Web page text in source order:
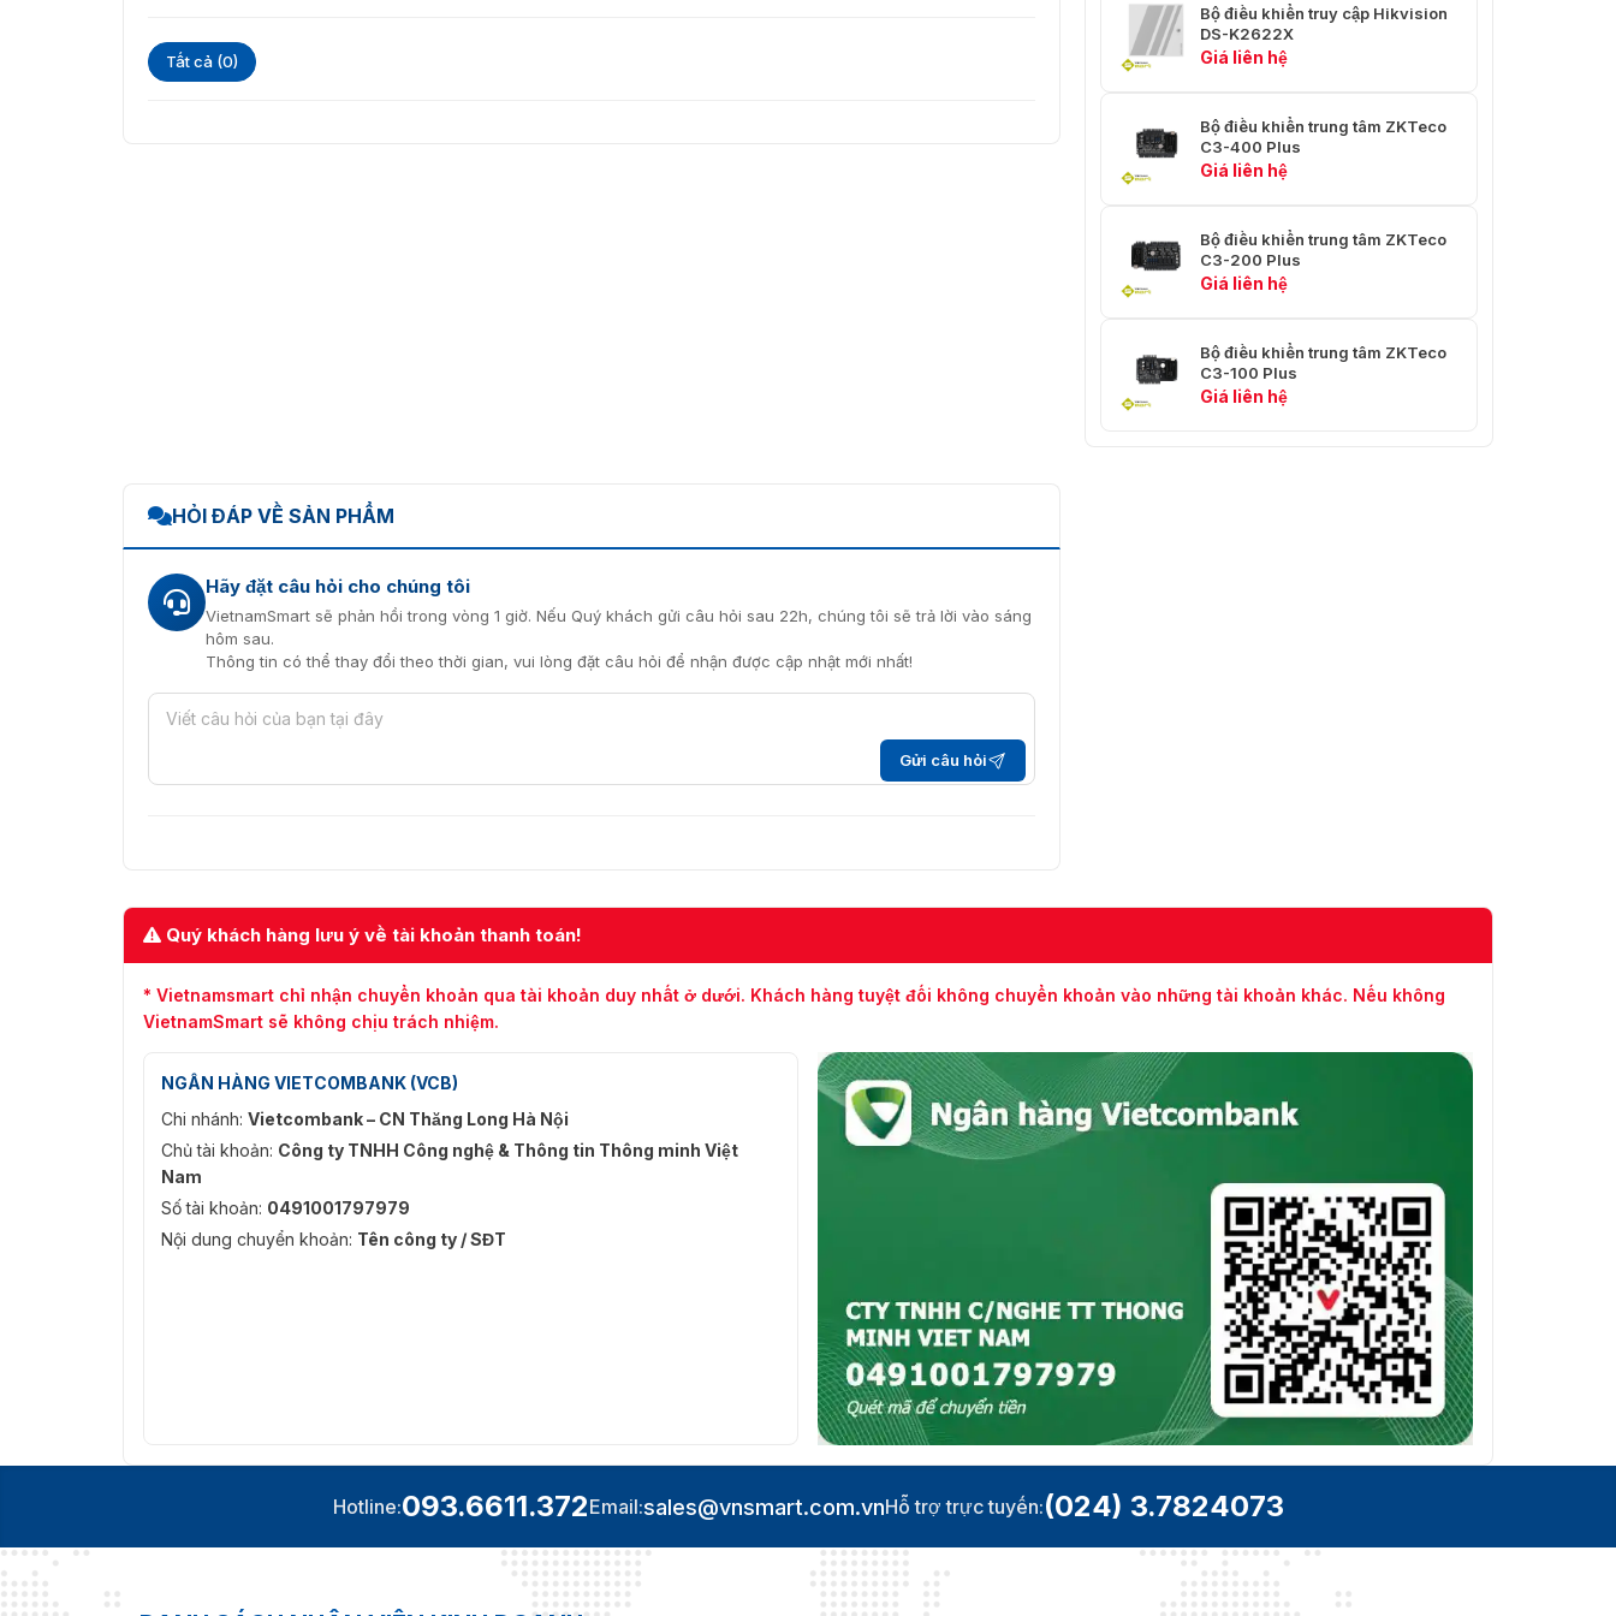
Tất cả (0)
Bộ điều khiển truy cập Hikvision
DS-K2622X
Giá liên hệ
Bộ điều khiển trung tâm ZKTeco
C3-400 Plus
Giá liên hệ
Bộ điều khiển trung tâm ZKTeco
C3-200 Plus
Giá liên hệ
Bộ điều khiển trung tâm ZKTeco
C3-100 Plus
Giá liên hệ
HỎI ĐÁP VỀ SẢN PHẨM
Hãy đặt câu hỏi cho chúng tôi
VietnamSmart sẽ phản hồi trong vòng 1 giờ. Nếu Quý khách gửi câu hỏi sau 22h, chúng tôi sẽ trả lời vào sáng
hôm sau.
Thông tin có thể thay đổi theo thời gian, vui lòng đặt câu hỏi để nhận được cập nhật mới nhất!
Gửi câu hỏi
Quý khách hàng lưu ý về tài khoản thanh toán!
* Vietnamsmart chỉ nhận chuyển khoản qua tài khoản duy nhất ở dưới. Khách hàng tuyệt đối không chuyển khoản vào những tài khoản khác. Nếu không
VietnamSmart sẽ không chịu trách nhiệm.
NGÂN HÀNG VIETCOMBANK (VCB)
Chi nhánh: Vietcombank – CN Thăng Long Hà Nội
Chủ tài khoản: Công ty TNHH Công nghệ & Thông tin Thông minh Việt
Nam
Số tài khoản: 0491001797979
Nội dung chuyển khoản: Tên công ty / SĐT
Hotline:093.6611.372Email:sales@vnsmart.com.vnHỗ trợ trực tuyến:(024) 3.7824073